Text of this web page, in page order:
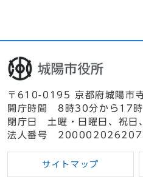
〒610-0195 京都府城陽市
開庁時間 8時30分から17
閉庁日 土曜・日曜日、祝日
法人番号
サイトマップ